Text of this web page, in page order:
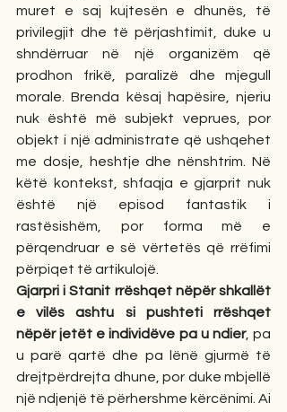
muret e saj kujtesën e dhunës, të
privilegjit dhe të përjashtimit, duke u
shndërruar në një organizëm që
prodhon frikë, paralizë dhe mjegull
morale. Brenda kësaj hapësire, njeriu
nuk është më subjekt veprues, por
objekt i një administrate që ushqehet
me dosje, heshtje dhe nënshtrim. Në
këtë kontekst, shfaqja e gjarprit nuk
është një episod fantastik i
rastësishëm, por forma më e
përqendruar e së vërtetës që rrëfimi
përpiqet të artikulojë.
Gjarpri i Stanit rrëshqet nëpër shkallët
e vilës ashtu si pushteti rrëshqet
nëpër jetët e individëve pa u ndier, pa
u parë qartë dhe pa lënë gjurmë të
drejtpërdrejta dhune, por duke mbjellë
një ndjenjë të përhershme kërcënimi. Ai